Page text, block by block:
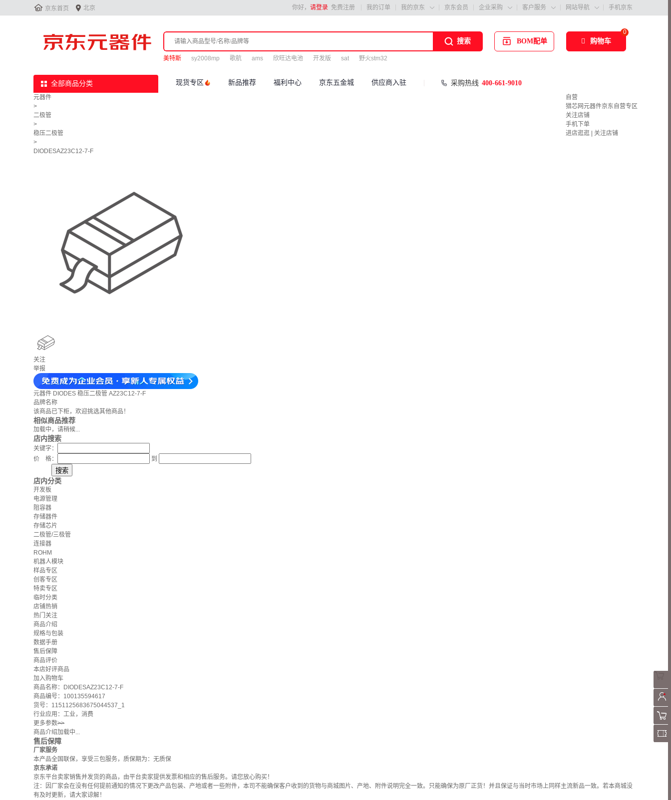
 京东首页  北京 你好， 请登录 免费注册 我的订单 我的京东  京东会员 企业采购  客户服务  网站导航  手机京东
搜索
美特斯 sy2008mp 歌航 ams 欣旺达电池 开发版 sat 野火stm32
BOM配单
0
购物车
全部商品分类 现货专区 新品推荐 福利中心 京东五金城 供应商入驻 采购热线 400-661-9010
元器件
>
二极管
>
稳压二极管
>
DIODESAZ23C12-7-F
自营
猎芯网元器件京东自营专区
关注店铺
手机下单
进店逛逛
关注店铺
关注
举报
元器件 DIODES 稳压二极管 AZ23C12-7-F
品牌名称
该商品已下柜，欢迎挑选其他商品！
相似商品推荐
加载中，请稍候...
店内搜索
关键字：
价 格：
到
店内分类
开发板
电源管理
阻容器
存储器件
存储芯片
二极管/三极管
连接器
ROHM
机器人模块
样品专区
创客专区
特卖专区
临时分类
店铺热销
热门关注
商品介绍
规格与包装
数据手册
售后保障
商品评价
本店好评商品
加入购物车
商品名称：DIODESAZ23C12-7-F
商品编号：100135594617
货号：1151125683675044537_1
行业应用：工业，消费
更多参数>>
商品介绍加载中...
售后保障
厂家服务
本产品全国联保，享受三包服务，质保期为：无质保
京东承诺
京东平台卖家销售并发货的商品，由平台卖家提供发票和相应的售后服务。请您放心购买！
注：因厂家会在没有任何提前通知的情况下更改产品包装、产地或者一些附件，本司不能确保客户收到的货物与商城图片、产地、附件说明完全一致。只能确保为原厂正货！并且保证与当时市场上同样主流新品一致。若本商城没
有及时更新，请大家谅解！